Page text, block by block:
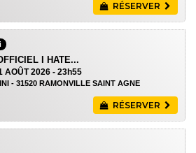
RÉSERVER
I HATE...
AOÛT 2026 - 23h55
- 31520 RAMONVILLE SAINT AGNE
RÉSERVER